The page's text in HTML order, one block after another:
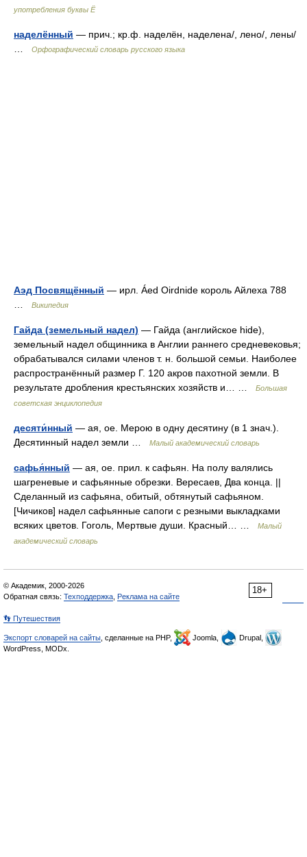
употребления буквы Ё
наделённый — прич.; кр.ф. наделён, наделена/, лено/, лены/
Орфографический словарь русского языка
Аэд Посвящённый — ирл. Áed Oirdnide король Айлеха 788
Википедия
Гайда (земельный надел) — Гайда (английское hide),
земельный надел общинника в Англии раннего средневековья;
обрабатывался силами членов т. н. большой семьи. Наиболее
распространённый размер Г. 120 акров пахотной земли. В
результате дробления крестьянских хозяйств и… …
Большая
советская энциклопедия
десяти́нный — ая, ое. Мерою в одну десятину (в 1 знач.).
Десятинный надел земли …
Малый академический словарь
сафья́нный — ая, ое. прил. к сафьян. На полу валялись
шагреневые и сафьянные обрезки. Вересаев, Два конца. ||
Сделанный из сафьяна, обитый, обтянутый сафьяном.
[Чичиков] надел сафьянные сапоги с резными выкладками
всяких цветов. Гоголь, Мертвые души. Красный… …
Малый
академический словарь
18+
© Академик, 2000-2026
Обратная связь: Техподдержка Реклама на сайте
👣 Путешествия
Экспорт словарей на сайты , сделанные на PHP, Joomla,
Drupal,
WordPress, MODx.